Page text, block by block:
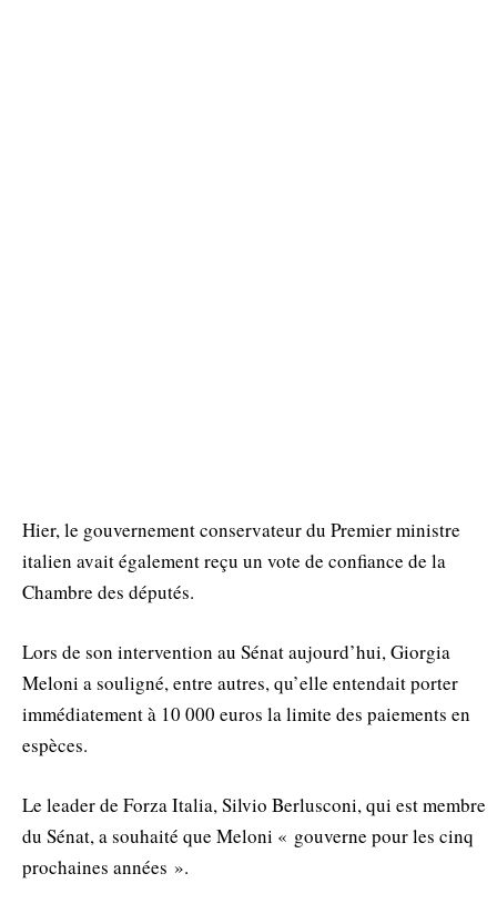
Hier, le gouvernement conservateur du Premier ministre
italien avait également reçu un vote de confiance de la
Chambre des députés.
Lors de son intervention au Sénat aujourd’hui, Giorgia
Meloni a souligné, entre autres, qu’elle entendait porter
immédiatement à 10 000 euros la limite des paiements en
espèces.
Le leader de Forza Italia, Silvio Berlusconi, qui est membre
du Sénat, a souhaité que Meloni « gouverne pour les cinq
prochaines années ».